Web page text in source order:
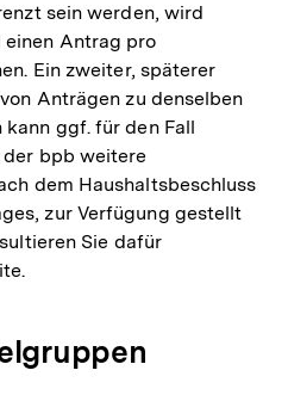
sein werden, wird
Antrag pro
Ein zweiter, späterer
Anträgen zu denselben
ggf. für den Fall
bpb weitere
dem Haushaltsbeschluss
zur Verfügung gestellt
Sie dafür